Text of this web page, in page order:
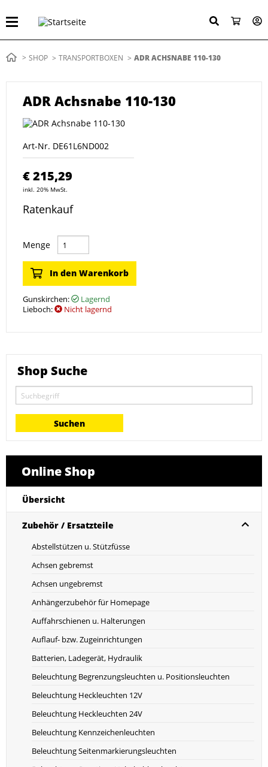
zum
Inhalt
SHOP TRANSPORTBOXEN AKTUELL:
ADR ACHSNABE 110-130
ADR Achsnabe 110-130
Art-Nr. DE61L6ND002
€ 215,29
inkl. 20% MwSt.
Ratenkauf
Menge
In den Warenkorb
Gunskirchen:
Lagernd
Lieboch:
Nicht lagernd
Shop Suche
Online Shop
Übersicht
Zubehör / Ersatzteile
Abstellstützen u. Stützfüsse
Achsen gebremst
Achsen ungebremst
Anhängerzubehör für Homepage
Auffahrschienen u. Halterungen
Auflauf- bzw. Zugeinrichtungen
Batterien, Ladegerät, Hydraulik
Beleuchtung Begrenzungsleuchten u. Positionsleuchten
Beleuchtung Heckleuchten 12V
Beleuchtung Heckleuchten 24V
Beleuchtung Kennzeichenleuchten
Beleuchtung Seitenmarkierungsleuchten